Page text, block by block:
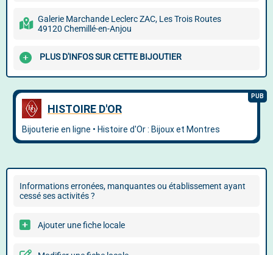
Galerie Marchande Leclerc ZAC, Les Trois Routes
49120 Chemillé-en-Anjou
PLUS D'INFOS SUR CETTE BIJOUTIER
Informations erronées, manquantes ou établissement ayant
cessé ses activités ?
Ajouter une fiche locale